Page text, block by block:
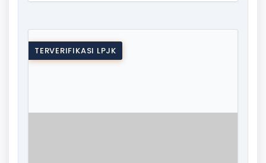
TERVERIFIKASI LPJK